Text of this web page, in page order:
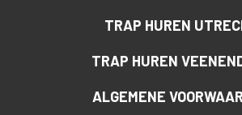
TRAP HUREN
TRAP HUREN
ALGEMENE